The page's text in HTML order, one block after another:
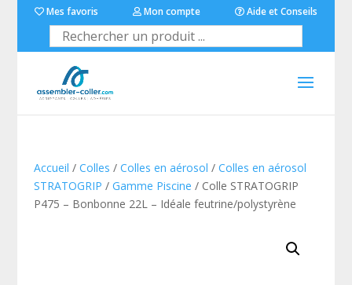
Mes favoris Mon compte Aide et Conseils
Accueil / Colles / Colles en aérosol / Colles en aérosol
STRATOGRIP / Gamme Piscine / Colle STRATOGRIP
P475 – Bonbonne 22L – Idéale feutrine/polystyrène